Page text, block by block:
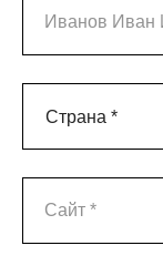
Сайт *